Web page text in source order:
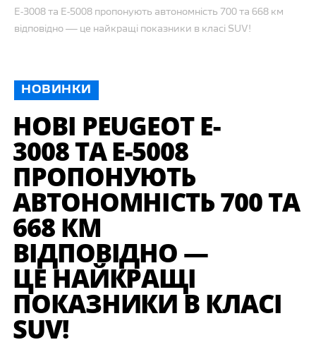
E-3008 та E-5008 пропонують автономність 700 та 668 км
відповідно — це найкращі показники в класі SUV!
НОВИНКИ
НОВІ PEUGEOT E-
3008 ТА E-5008
ПРОПОНУЮТЬ
АВТОНОМНІСТЬ 700 ТА
668 КМ
ВІДПОВІДНО —
ЦЕ НАЙКРАЩІ
ПОКАЗНИКИ В КЛАСІ
SUV!